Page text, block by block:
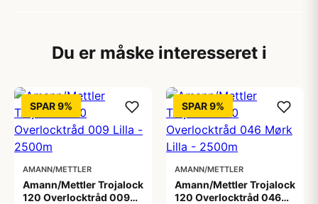
Du er måske interesseret i
SPAR 9%
AMANN/METTLER
Amann/Mettler Trojalock
120 Overlocktråd 009
SPAR 9%
AMANN/METTLER
Amann/Mettler Trojalock
120 Overlocktråd 046